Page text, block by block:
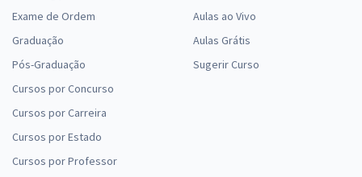
Exame de Ordem
Graduação
Pós-Graduação
Cursos por Concurso
Cursos por Carreira
Cursos por Estado
Cursos por Professor
Aulas ao Vivo
Aulas Grátis
Sugerir Curso